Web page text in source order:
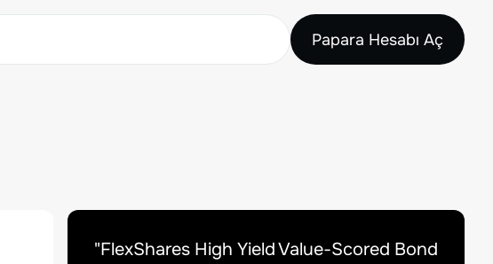
Papara Hesabı Aç
"FlexShares High Yield Value-Scored Bond